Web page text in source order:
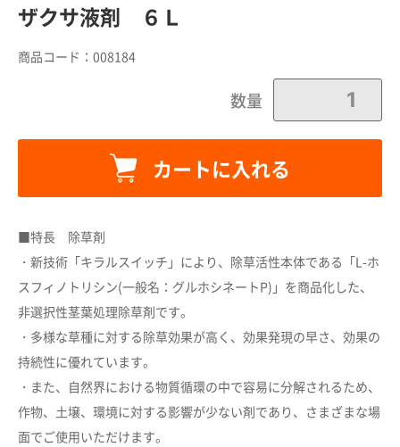
ザクサ液剤 ６Ｌ
商品コード： 008184
数量
カートに入れる
カートに追加しました。
お買い物を続ける
カートへ進む
■特長 除草剤
・新技術「キラルスイッチ」により、除草活性本体である「L-ホ
スフィノトリシン(一般名：グルホシネートP)」を商品化した、
非選択性茎葉処理除草剤です。
・多様な草種に対する除草効果が高く、効果発現の早さ、効果の
持続性に優れています。
・また、自然界における物質循環の中で容易に分解されるため、
作物、土壌、環境に対する影響が少ない剤であり、さまざまな場
面でご使用いただけます。